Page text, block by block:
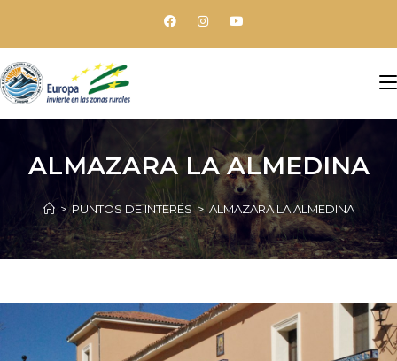
ALMAZARA LA ALMEDINA
> PUNTOS DE INTERÉS > ALMAZARA LA ALMEDINA